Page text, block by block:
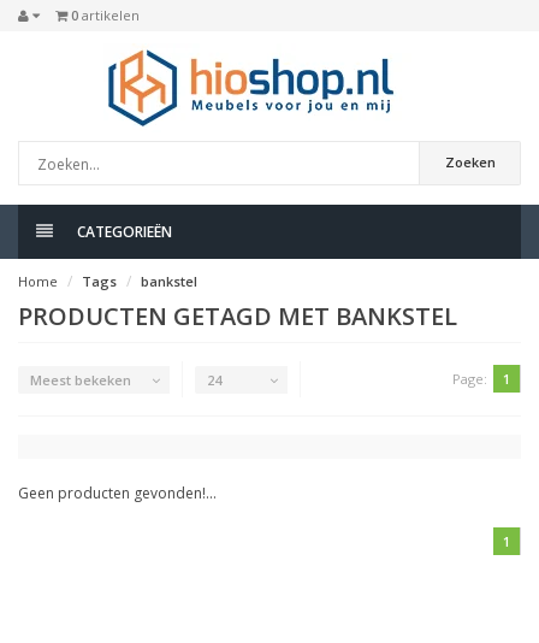
0 artikelen
Zoeken
CATEGORIEËN
Home Tags bankstel
PRODUCTEN GETAGD MET BANKSTEL
Meest bekeken 24 Page: 1
Geen producten gevonden!...
1